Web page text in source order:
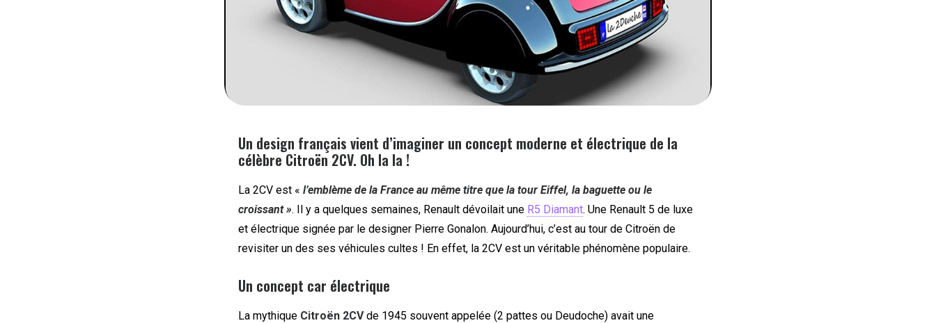
Un design français vient d’imaginer un concept moderne et électrique de la
célèbre Citroën 2CV. Oh la la !
La 2CV est « l’emblème de la France au même titre que la tour Eiffel, la baguette ou le
croissant ». Il y a quelques semaines, Renault dévoilait une R5 Diamant. Une Renault 5 de luxe
et électrique signée par le designer Pierre Gonalon. Aujourd’hui, c’est au tour de Citroën de
revisiter un des ses véhicules cultes ! En effet, la 2CV est un véritable phénomène populaire.
Un concept car électrique
La mythique Citroën 2CVde 1945 souvent appelée (2 pattes ou Deudoche) avait une